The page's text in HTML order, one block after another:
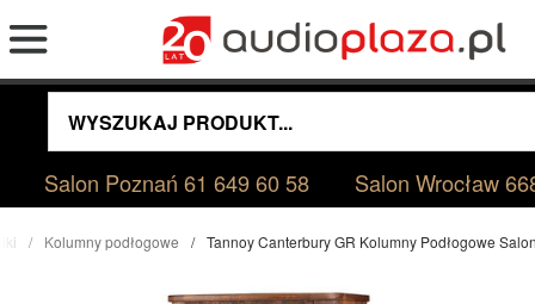
Salon Poznań61 649 60 58 Salon Wrocław
Kolumny podłogowe Tannoy Canterbury GR Kolumny Podłogowe